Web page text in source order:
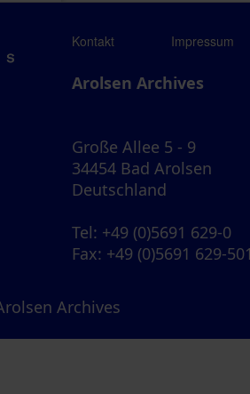
Kontakt Impressum
Arolsen Archives
Große Allee 5 - 9
34454 Bad Arolsen
Deutschland
Tel: +49 (0)5691 629-0
Fax: +49 (0)5691 629-
Archives